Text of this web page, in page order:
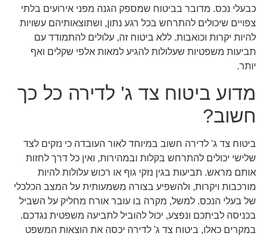
כבעלי נכס. מדובר בביטוח שמספק הגנה מפני אירועים בלתי
צפויים שיכולים להתרחש בכל רגע נתון, ושתוצאותיהם עשויות
להיות יקרות וכואבות. ללא ביטוח זה, עלולים להתמודד עם
תביעות משפטיות שעלולות להגיע למאות אלפי שקלים ואף
יותר.
מדוע ביטוח צד ג' לדירה כל כך
חשוב?
ביטוח צד ג' לדירה חשוב במיוחד לאור העובדה כי נזקים לצד
שלישי יכולים להתרחש בקלות ובמהירות, ואין כל דרך לחזות
אותם מראש. תביעות בגין נזקי גוף או רכוש עלולות להיות
מורכבות ויקרות, ולהשפיע בצורה משמעותית על המצב הכלכלי
של בעלי הנכס. למשל, מקרה בו עובר אורח מחליק על השביל
בכניסה לביתכם ונפצע, יכול להוביל לתביעה משפטית נגדכם.
במקרים כאלו, ביטוח צד ג' לדירה יכסה את הוצאות המשפט